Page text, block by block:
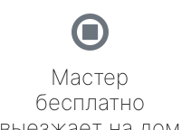
Мастер
бесплатно